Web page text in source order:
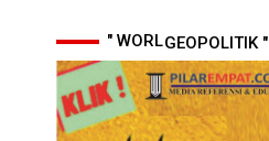
" WORLD CUP 2026 & KONFLIK GEOPOLITIK "